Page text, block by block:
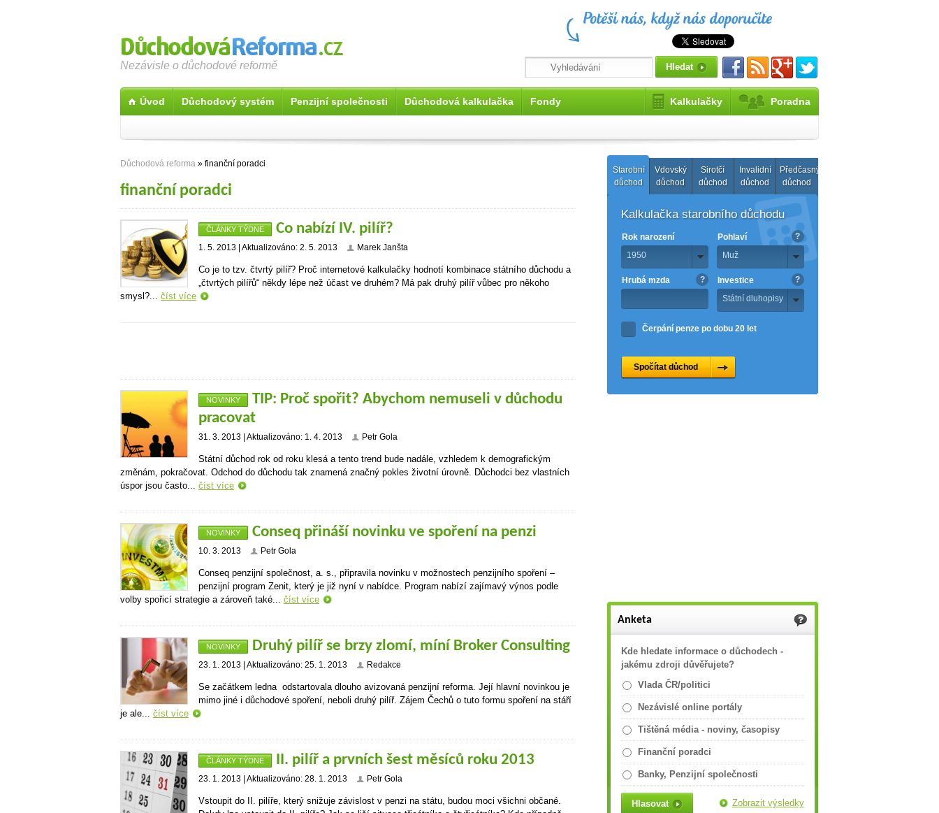
Nezávisle o důchodové reformě
Úvod Důchodový systém Penzijní společnosti Důchodová kalkulačka Fondy Poradna
Kalkulačky
Důchodová reforma » finanční poradci
finanční poradci
ČLÁNKY TÝDNE Co nabízí IV. pilíř?
1. 5. 2013 | Aktualizováno: 2. 5. 2013 Marek Janšta
Co je to tzv. čtvrtý pilíř? Proč internetové kalkulačky hodnotí kombinace státního důchodu a
„čtvrtých pilířů“ někdy lépe než účast ve druhém? Má pak druhý pilíř vůbec pro někoho
smysl?... číst více
NOVINKY
TIP: Proč spořit? Abychom nemuseli v důchodu
pracovat
31. 3. 2013 | Aktualizováno: 1. 4. 2013 Petr Gola
Státní důchod rok od roku klesá a tento trend bude nadále, vzhledem k demografickým
změnám, pokračovat. Odchod do důchodu tak znamená značný pokles životní úrovně. Důchodci bez vlastních
úspor jsou často... číst více
NOVINKY Conseq přináší novinku ve spoření na penzi
10. 3. 2013 Petr Gola
Conseq penzijní společnost, a. s., připravila novinku v možnostech penzijního spoření –
penzijní program Zenit, který je již nyní v nabídce. Program nabízí zajímavý výnos podle
volby spořicí strategie a zároveň také... číst více
NOVINKY Druhý pilíř se brzy zlomí, míní Broker Consulting
23. 1. 2013 | Aktualizováno: 25. 1. 2013 Redakce
Se začátkem ledna odstartovala dlouho avizovaná penzijní reforma. Její hlavní novinkou je
mimo jiné i důchodové spoření, neboli druhý pilíř. Zájem Čechů o tuto formu spoření na stáří
je ale... číst více
ČLÁNKY TÝDNE II. pilíř a prvních šest měsíců roku 2013
23. 1. 2013 | Aktualizováno: 28. 1. 2013 Petr Gola
Vstoupit do II. pilíře, který snižuje závislost v penzi na státu, budou moci všichni občané.
Starobní
důchod
Vdovský
důchod
Sirotčí
důchod
Invalidní
důchod
Předčasný
důchod
Kalkulačka starobního důchodu
Rok narození
1950
Pohlaví
Muž
?
Hrubá mzda ?
Investice
Státní dluhopisy
?
Čerpání penze po dobu 20 let
Anketa
Kde hledate informace o důchodech -
jakému zdroji důvěřujete?
Vlada ČR/politici
Nezávislé online portály
Tištěná média - noviny, časopisy
Finanční poradci
Banky, Penzijní společnosti
Zobrazit výsledky